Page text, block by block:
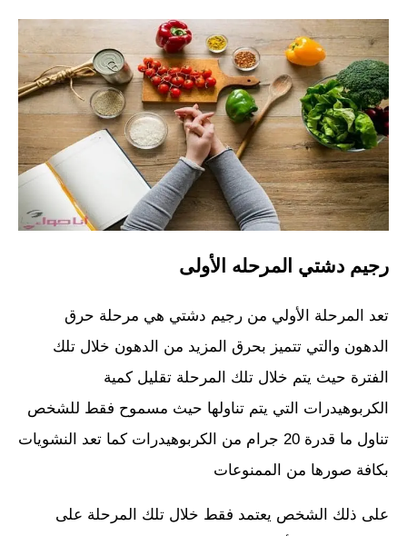
رجيم دشتي المرحله الأولى
تعد المرحلة الأولي من رجيم دشتي هي مرحلة حرق
الدهون والتي تتميز بحرق المزيد من الدهون خلال تلك
الفترة حيث يتم خلال تلك المرحلة تقليل كمية
الكربوهيدرات التي يتم تناولها حيث مسموح فقط للشخص
تناول ما قدرة 20 جرام من الكربوهيدرات كما تعد النشويات
بكافة صورها من الممنوعات
على ذلك الشخص يعتمد فقط خلال تلك المرحلة على